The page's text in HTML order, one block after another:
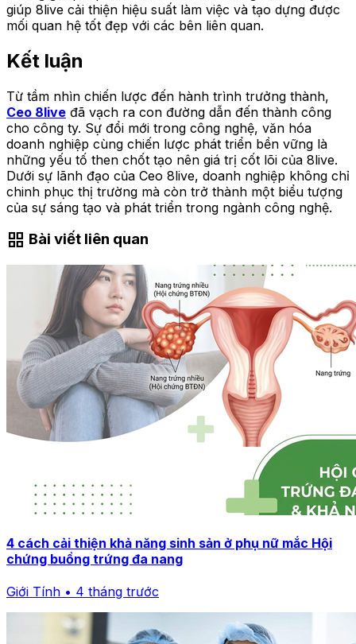
giúp 8live cải thiện hiệu suất làm việc và tạo dựng được
mối quan hệ tốt đẹp với các bên liên quan.
Kết luận
Từ tầm nhìn chiến lược đến hành trình trưởng thành,
Ceo 8live đã vạch ra con đường dẫn đến thành công
cho công ty. Sự đổi mới trong công nghệ, văn hóa
doanh nghiệp cùng chiến lược phát triển bền vững là
những yếu tố then chốt tạo nên giá trị cốt lõi của 8live.
Dưới sự lãnh đạo của Ceo 8live, doanh nghiệp không chỉ
chinh phục thị trường mà còn trở thành một biểu tượng
của sự sáng tạo và phát triển trong ngành công nghệ.
grid_view Bài viết liên quan
4 cách cải thiện khả năng sinh sản ở phụ nữ mắc Hội
chứng buồng trứng đa nang
Giới Tính • 4 tháng trước